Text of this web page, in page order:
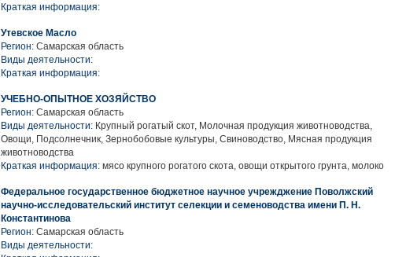
Краткая информация:
Утевское Масло
Регион: Самарская область
Виды деятельности:
Краткая информация:
УЧЕБНО-ОПЫТНОЕ ХОЗЯЙСТВО
Регион: Самарская область
Виды деятельности: Крупный рогатый скот, Молочная продукция животноводства,
Овощи, Подсолнечник, Зернобобовые культуры, Свиноводство, Мясная продукция
животноводства
Краткая информация: мясо крупного рогатого скота, овощи открытого грунта, молоко
Федеральное государственное бюджетное научное учрежджение Поволжский
научно-исследовательский институт селекции и семеноводства имени П. Н.
Константинова
Регион: Самарская область
Виды деятельности: